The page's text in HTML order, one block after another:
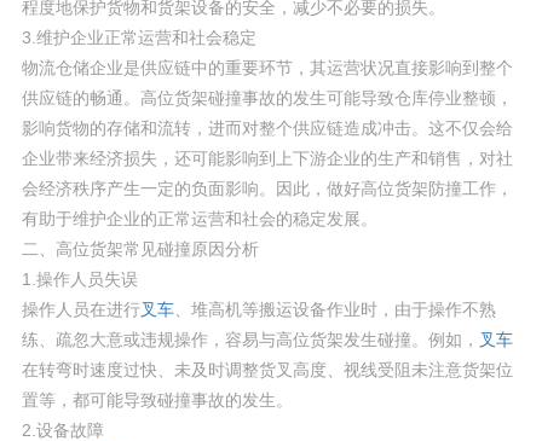
程度地保护货物和货架设备的安全，减少不必要的损失。
3.维护企业正常运营和社会稳定
物流仓储企业是供应链中的重要环节，其运营状况直接影响到整个
供应链的畅通。高位货架碰撞事故的发生可能导致仓库停业整顿，
影响货物的存储和流转，进而对整个供应链造成冲击。这不仅会给
企业带来经济损失，还可能影响到上下游企业的生产和销售，对社
会经济秩序产生一定的负面影响。因此，做好高位货架防撞工作，
有助于维护企业的正常运营和社会的稳定发展。
二、高位货架常见碰撞原因分析
1.操作人员失误
操作人员在进行叉车、堆高机等搬运设备作业时，由于操作不熟
练、疏忽大意或违规操作，容易与高位货架发生碰撞。例如， 叉车
在转弯时速度过快、未及时调整货叉高度、视线受阻未注意货架位
置等，都可能导致碰撞事故的发生。
2.设备故障